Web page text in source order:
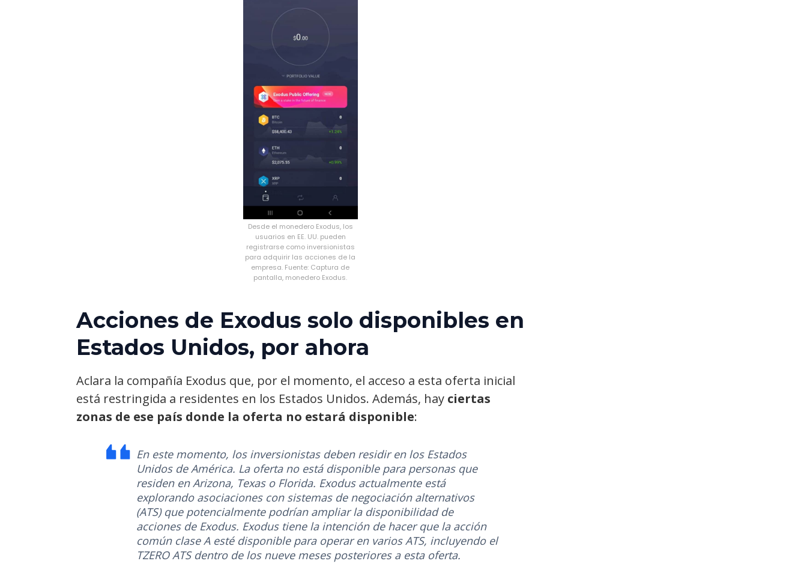
Desde el monedero Exodus, los
usuarios en EE. UU. pueden
registrarse como inversionistas
para adquirir las acciones de la
empresa. Fuente: Captura de
pantalla, monedero Exodus.
Acciones de Exodus solo disponibles en
Estados Unidos, por ahora
Aclara la compañía Exodus que, por el momento, el acceso a esta oferta inicial
está restringida a residentes en los Estados Unidos. Además, hay ciertas
zonas de ese país donde la oferta no estará disponible:
En este momento, los inversionistas deben residir en los Estados
Unidos de América. La oferta no está disponible para personas que
residen en Arizona, Texas o Florida. Exodus actualmente está
explorando asociaciones con sistemas de negociación alternativos
(ATS) que potencialmente podrían ampliar la disponibilidad de
acciones de Exodus. Exodus tiene la intención de hacer que la acción
común clase A esté disponible para operar en varios ATS, incluyendo el
TZERO ATS dentro de los nueve meses posteriores a esta oferta.